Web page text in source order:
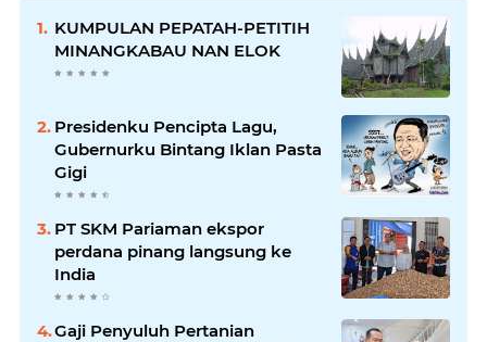
KUMPULAN PEPATAH-PETITIH
MINANGKABAU NAN ELOK
Presidenku Pencipta Lagu,
Gubernurku Bintang Iklan Pasta
Gigi
PT SKM Pariaman ekspor
perdana pinang langsung ke
India
Gaji Penyuluh Pertanian